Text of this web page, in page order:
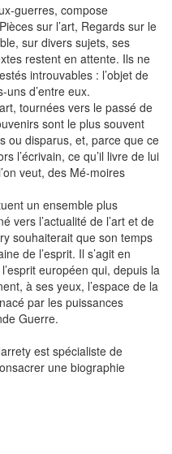
guerres, compose
sur l’art, Regards sur le
sur divers sujets, ses
restent en attente. Ils ne
introuvables : l’objet de
d’entre eux.
tournées vers le passé de
sont le plus souvent
ou disparus, et, parce que ce
l’écrivain, ce qu’il livre de lui
veut, des Mé-moires
un ensemble plus
vers l’actualité de l’art et de
souhaiterait que son temps
de l’esprit. Il s’agit en
européen qui, depuis la
à ses yeux, l’espace de la
par les puissances
Guerre.
est spécialiste de
une biographie